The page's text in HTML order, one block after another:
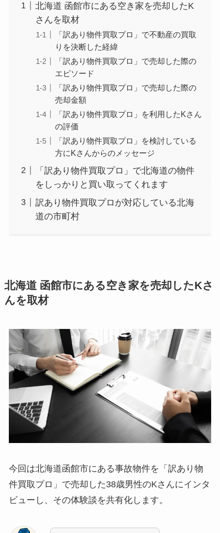
北海道 函館市にある空き家を売却したK
さんを取材
「訳あり物件買取プロ」で不動産の買取
りを決断した経緯
「訳あり物件買取プロ」で売却した際の
エピソード
「訳あり物件買取プロ」で売却した際の
売却金額
「訳あり物件買取プロ」を利用したKさん
の評価
「訳あり物件買取プロ」を検討している
方にKさんからのメッセージ
「訳あり物件買取プロ」で北海道の物件
をしっかりと買い取ってくれます
訳あり物件買取プロが対応している北海
道の市町村
北海道 函館市にある空き家を売却したKさ
んを取材
今回は北海道函館市にある事故物件を「訳あり物
件買取プロ」で売却した38歳男性のKさんにインタ
ビューし、その体験談を共有化します。